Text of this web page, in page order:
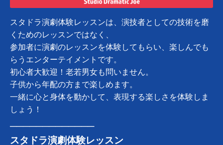
スタドラ演劇体験レッスンは、演技者としての技術を磨
くためのレッスンではなく、
参加者に演劇のレッスンを体験してもらい、楽しんでも
らうエンターテイメントです。
初心者大歓迎！老若男女も問いません。
子供から年配の方まで楽しめます。
一緒に心と身体を動かして、表現する楽しさを体験しま
しょう！
─────────────
スタドラ演劇体験レッスン